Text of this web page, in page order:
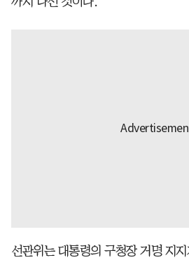
선관위는 대통령의 구청장 거명 지